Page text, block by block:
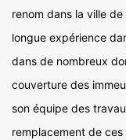
renom dans la ville
longue expérience
dans de nombreux
couverture des
son équipe des
remplacement de